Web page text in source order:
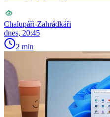
Chalupáři-Zahrádkáři
dnes, 20:45
2 min